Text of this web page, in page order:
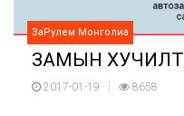
ЗаРулем Монголиа
ЗАМЫН ХУЧИЛТ
2017-01-19 8658